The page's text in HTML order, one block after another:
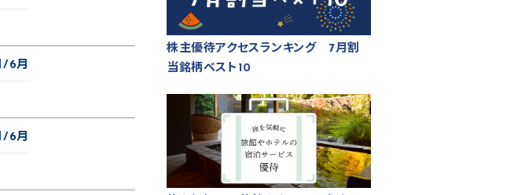
6月
6月
株主優待アクセスランキング 7月割
当銘柄ベスト10